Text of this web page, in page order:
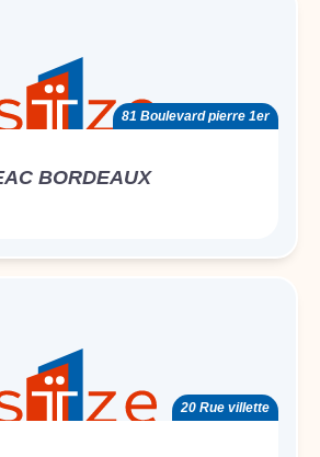
81 Boulevard pierre 1er
BORDEAUX
20 Rue villette